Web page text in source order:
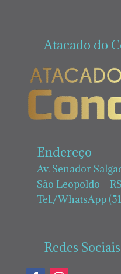
Atacado do
Endereço
Av. Senador
São Leopoldo – RS
Tel./WhatsApp
Redes Sociais